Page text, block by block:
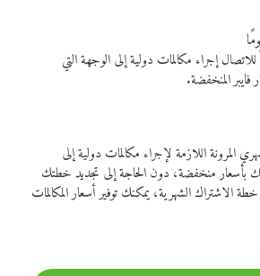
خطة الـ 30 يوماً للاتصال إجراء مكالمات دولية إلى الوجهة التي
المرونة اللازمة لإجراء مكالمات دولية إلى
بأسعار منخفضة، دون الحاجة إلى تجديد خطتك
الشهرية، يمكنك توفير أسعار المكالمات